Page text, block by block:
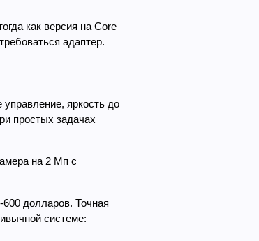
как версия на Core
адаптер.
яркость до
простых задачах
на 2 Мп с
600 долларов. Точная
системе: